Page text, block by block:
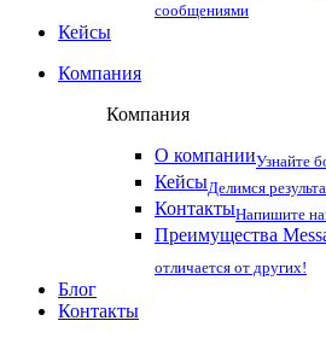
сообщениями
Кейсы
Компания
Компания
О компанииУзнайте
КейсыДелимся
КонтактыНапишите
Преимущества
отличается от других!
Блог
Контакты